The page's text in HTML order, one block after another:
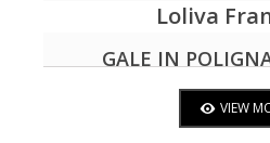
VIEW
Loliva
GALE IN
VIEW